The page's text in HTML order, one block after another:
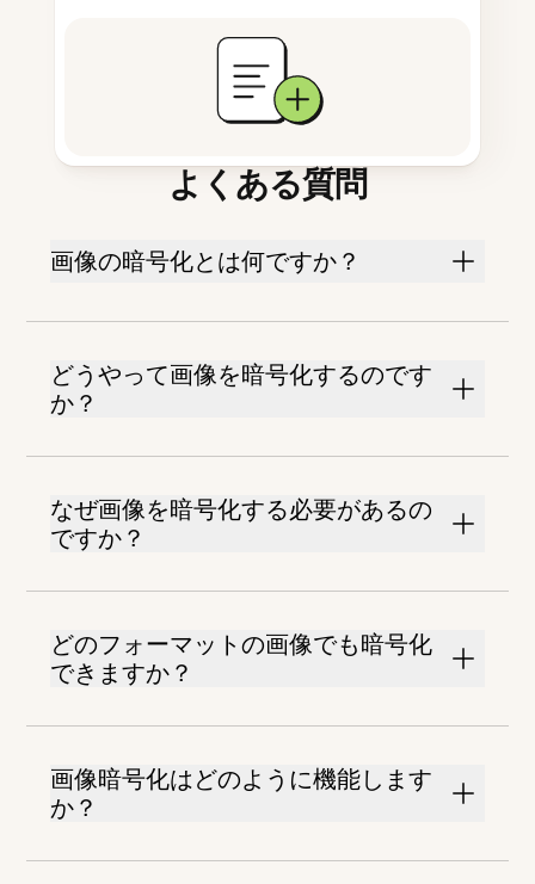
よくある質問
画像の暗号化とは何ですか？
どうやって画像を暗号化するのです
か？
なぜ画像を暗号化する必要があるの
ですか？
どのフォーマットの画像でも暗号化
できますか？
画像暗号化はどのように機能します
か？